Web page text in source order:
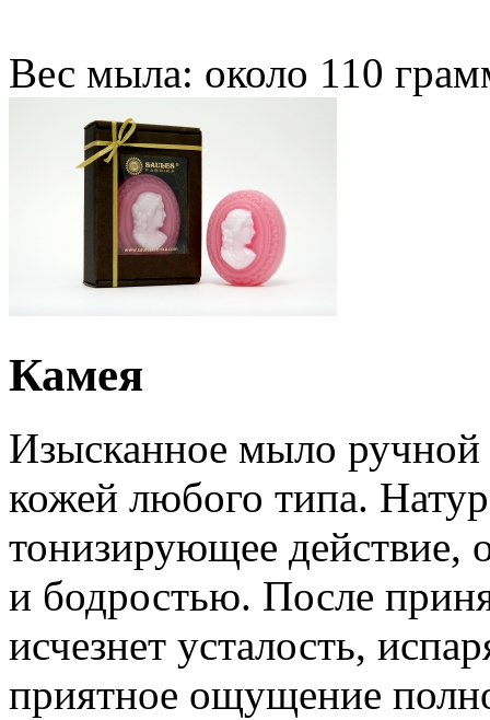
Вес мыла: около 110
Камея
Изысканное мыло ручной
кожей любого типа.
тонизирующее действие,
и бодростью. После
исчезнет усталость,
приятное ощущение